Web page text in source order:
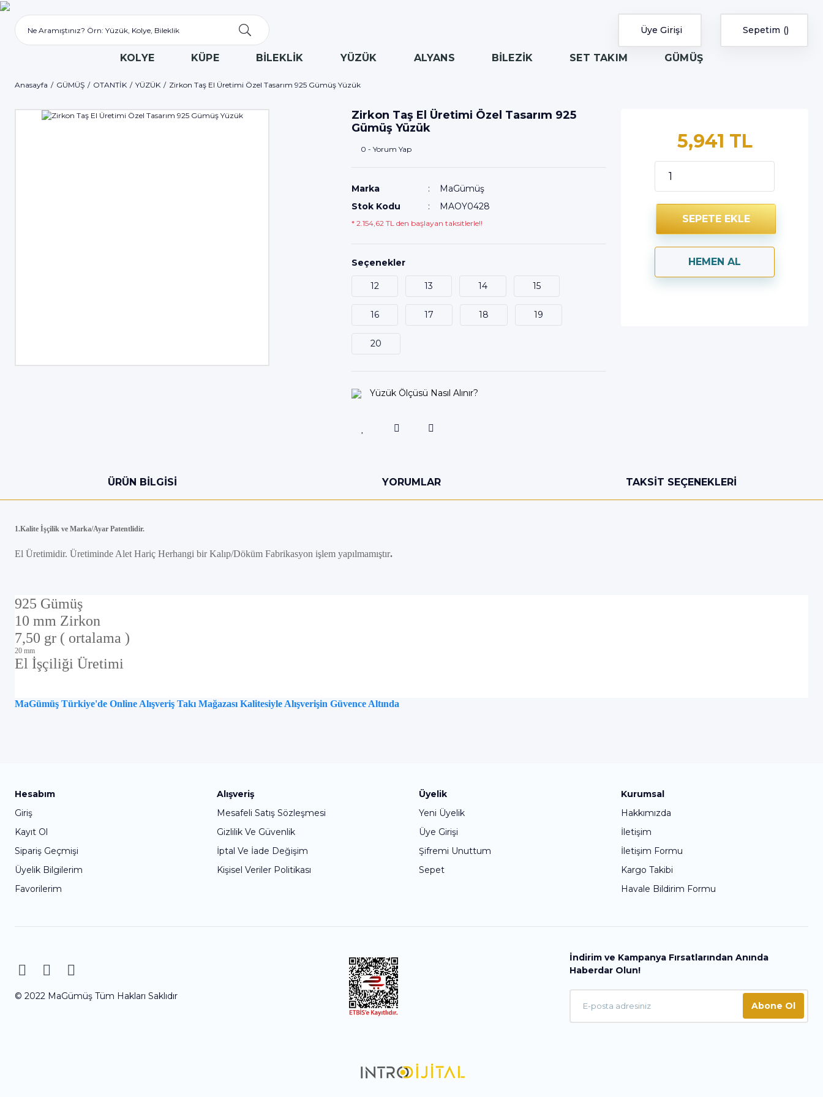
Üye Girişi Sepetim
KOLYE KÜPE BİLEKLİK YÜZÜK ALYANS BİLEZİK SET TAKIM GÜMÜŞ
Anasayfa GÜMÜŞ OTANTİK YÜZÜK Zirkon Taş El Üretimi Özel Tasarım 925 Gümüş Yüzük
Zirkon Taş El Üretimi Özel Tasarım 925
Gümüş Yüzük
0 - Yorum Yap
Marka
MaGümüş
Stok Kodu
MAOY0428
* 2.154,62 TL den başlayan taksitlerle!!
Seçenekler
12 13 14 15
16 17 18 19
20
Yüzük Ölçüsü Nasıl Alınır?
5,941 TL
SEPETE EKLE
HEMEN AL
ÜRÜN BILGISI YORUMLAR TAKSIT SEÇENEKLERI
1.Kalite İşçilik ve Marka/Ayar Patentlidir.
El Üretimidir. Üretiminde Alet Hariç Herhangi bir Kalıp/Döküm Fabrikasyon işlem yapılmamıştır.
925 Gümüş
10 mm Zirkon
7,50 gr ( ortalama )
20 mm
El İşçiliği Üretimi
MaGümüş Türkiye'de Online Alışveriş Takı Mağazası Kalitesiyle Alışverişin Güvence Altında
Yorum Yaz
Hesabım
Giriş
Kayıt Ol
Sipariş Geçmişi
Üyelik Bilgilerim
Favorilerim
Alışveriş
Mesafeli Satış Sözleşmesi
Gizlilik Ve Güvenlik
İptal Ve İade Değişim
Kişisel Veriler Politikası
Üyelik
Yeni Üyelik
Üye Girişi
Şifremi Unuttum
Sepet
Kurumsal
Hakkımızda
İletişim
İletişim Formu
Kargo Takibi
Havale Bildirim Formu
© 2022 MaGümüş Tüm Hakları Saklıdır
İndirim ve Kampanya Fırsatlarından Anında
Haberdar Olun!
Abone Ol